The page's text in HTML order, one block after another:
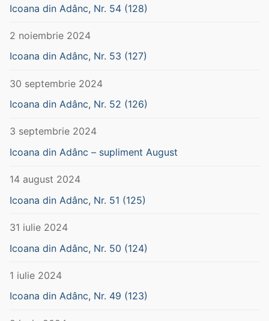
Icoana din Adânc, Nr. 54 (128)
2 noiembrie 2024
Icoana din Adânc, Nr. 53 (127)
30 septembrie 2024
Icoana din Adânc, Nr. 52 (126)
3 septembrie 2024
Icoana din Adânc – supliment August
14 august 2024
Icoana din Adânc, Nr. 51 (125)
31 iulie 2024
Icoana din Adânc, Nr. 50 (124)
1 iulie 2024
Icoana din Adânc, Nr. 49 (123)